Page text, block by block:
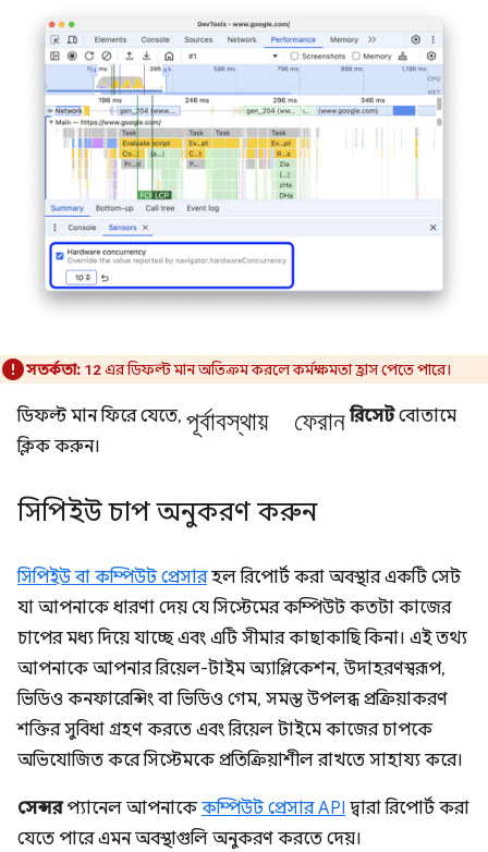
সতর্কতা: 12এর ডিফল্ট মান অতিক্রম করলে কর্মক্ষমতা হ্রাস পেতে পারে।
ডিফল্ট মান ফিরে যেতে, পূর্বাবস্থায় ফেরান রিসেটবোতামে
ক্লিক করুন।
সিপিইউ চাপ অনুকরণ করুন
সিপিইউ বা কম্পিউট প্রেসারহল রিপোর্ট করা অবস্থার একটি সেট
যা আপনাকে ধারণা দেয় যে সিস্টেমের কম্পিউট কতটা কাজের
চাপের মধ্য দিয়ে যাচ্ছে এবং এটি সীমার কাছাকাছি কিনা। এই তথ্য
আপনাকে আপনার রিয়েল-টাইম অ্যাপ্লিকেশন, উদাহরণস্বরূপ,
ভিডিও কনফারেন্সিং বা ভিডিও গেম, সমস্ত উপলব্ধ প্রক্রিয়াকরণ
শক্তির সুবিধা গ্রহণ করতে এবং রিয়েল টাইমে কাজের চাপকে
অভিযোজিত করে সিস্টেমকে প্রতিক্রিয়াশীল রাখতে সাহায্য করে।
সেন্সরপ্যানেল আপনাকেকম্পিউট প্রেসার API দ্বারা রিপোর্ট করা
যেতে পারে এমন অবস্থাগুলি অনুকরণ করতে দেয়।